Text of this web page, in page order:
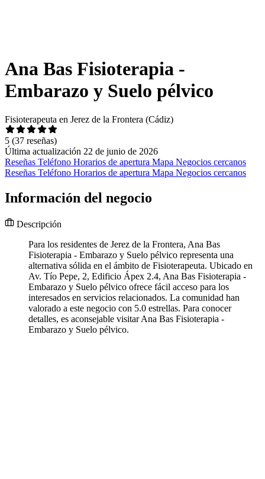
Ana Bas Fisioterapia -
Embarazo y Suelo pélvico
Fisioterapeuta en Jerez de la Frontera (Cádiz)
5 (37 reseñas)
Última actualización 22 de junio de 2026
Reseñas Teléfono Horarios de apertura Mapa Negocios cercanos
Reseñas Teléfono Horarios de apertura Mapa Negocios cercanos
Información del negocio
Descripción
Para los residentes de Jerez de la Frontera, Ana Bas
Fisioterapia - Embarazo y Suelo pélvico representa una
alternativa sólida en el ámbito de Fisioterapeuta. Ubicado en
Av. Tío Pepe, 2, Edificio Ápex 2.4, Ana Bas Fisioterapia -
Embarazo y Suelo pélvico ofrece fácil acceso para los
interesados en servicios relacionados. La comunidad han
valorado a este negocio con 5.0 estrellas. Para conocer
detalles, es aconsejable visitar Ana Bas Fisioterapia -
Embarazo y Suelo pélvico.